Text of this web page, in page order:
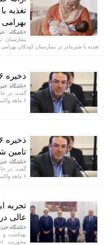
تغذیه
بهرامی
«باشگاه
تغذیه با شیرمادر در بیمارستان کودکان
ذخیره ۶ ماهه واکسن در کشور
«باشگاه
گفت: در
۶ ماهه واکسن در انبار‌ها داریم.
تامین
«باشگاه
گفت: در
۶ ماهه واکسن در انبار‌ها داریم.
تجربه
عالی
«باشگاه
بهداشت و
محوریت